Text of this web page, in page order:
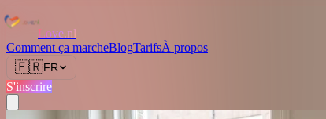
Love.nl
Comment ça marcheBlogTarifsÀ propos
🇫🇷FR
S'inscrire